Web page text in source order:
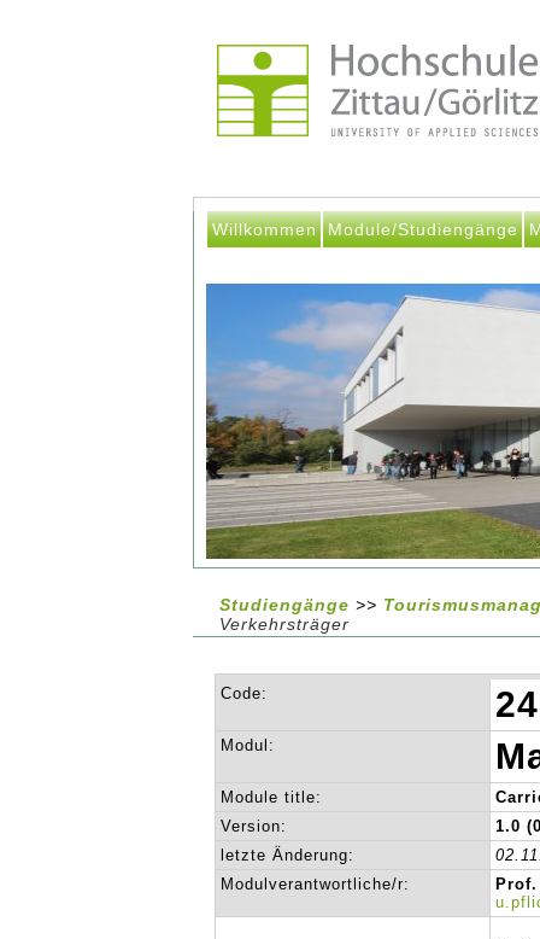
Willkommen Module/Studiengänge
Studiengänge >>
Verkehrsträger
Code:
Modul:
Module title:
Version:
1.0
letzte Änderung:
Modulverantwortliche/r: